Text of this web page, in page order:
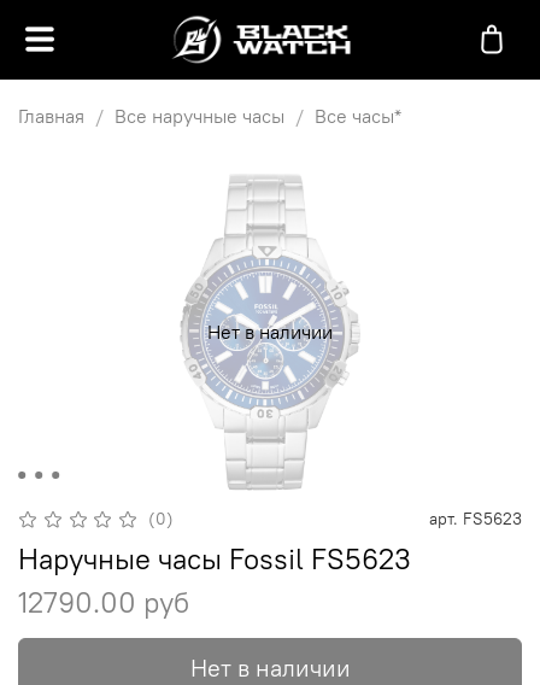
Главная Все наручные часы Все часы*
Нет в наличии
(0) арт. FS5623
Наручные часы Fossil FS5623
12790.00 руб
Нет в наличии